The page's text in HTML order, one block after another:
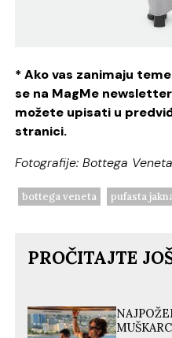
* Ako vas zanimaju
se na MagMe
možete upisati u
stranici.
Fotografije: Bottega
bottega veneta pufasta
PROČITAJTE